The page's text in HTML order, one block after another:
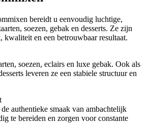
bereidt u eenvoudig luchtige,
soezen, gebak en desserts. Ze zijn
en een betrouwbaar resultaat.
soezen, eclairs en luxe gebak. Ook als
leveren ze een stabiele structuur en
authentieke smaak van ambachtelijk
te bereiden en zorgen voor constante